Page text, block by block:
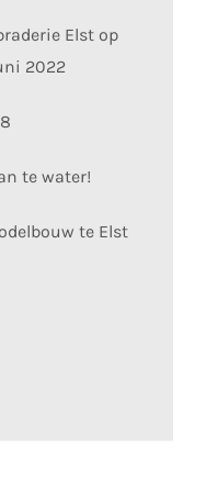
Elst op
2022
te water!
te Elst